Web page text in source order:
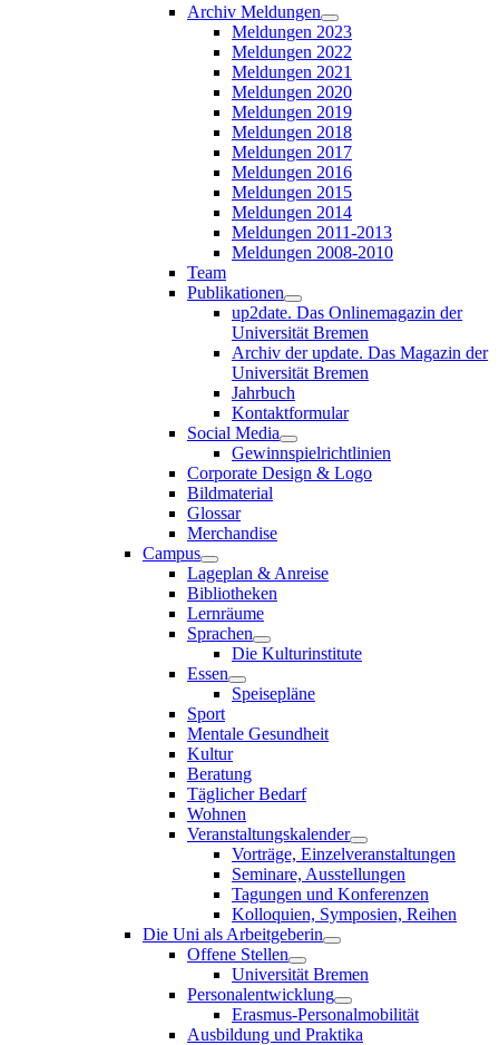
Archiv Meldungen
Meldungen 2023
Meldungen 2022
Meldungen 2021
Meldungen 2020
Meldungen 2019
Meldungen 2018
Meldungen 2017
Meldungen 2016
Meldungen 2015
Meldungen 2014
Meldungen 2011-2013
Meldungen 2008-2010
Team
Publikationen
up2date. Das Onlinemagazin der
Universität Bremen
Archiv der update. Das Magazin der
Universität Bremen
Jahrbuch
Kontaktformular
Social Media
Gewinnspielrichtlinien
Corporate Design & Logo
Bildmaterial
Glossar
Merchandise
Campus
Lageplan & Anreise
Bibliotheken
Lernräume
Sprachen
Die Kulturinstitute
Essen
Speisepläne
Sport
Mentale Gesundheit
Kultur
Beratung
Täglicher Bedarf
Wohnen
Veranstaltungskalender
Vorträge, Einzelveranstaltungen
Seminare, Ausstellungen
Tagungen und Konferenzen
Kolloquien, Symposien, Reihen
Die Uni als Arbeitgeberin
Offene Stellen
Universität Bremen
Personalentwicklung
Erasmus-Personalmobilität
Ausbildung und Praktika